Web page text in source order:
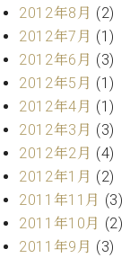
2012年8月 (2)
2012年7月 (1)
2012年6月 (3)
2012年5月 (1)
2012年4月 (1)
2012年3月 (3)
2012年2月 (4)
2012年1月 (2)
2011年11月 (3)
2011年10月 (2)
2011年9月 (3)